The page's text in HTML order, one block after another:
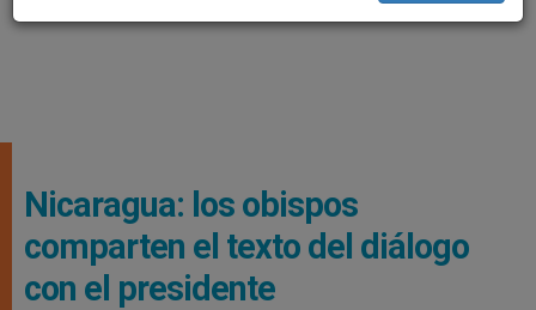
Nicaragua: los obispos
comparten el texto del diálogo
con el presidente